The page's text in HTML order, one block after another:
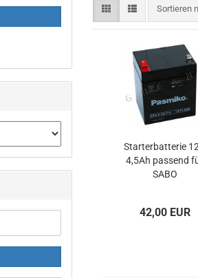
Sortieren
Sortieren
Starterbatterie
4,5Ah passend
SABO
42,00 EUR